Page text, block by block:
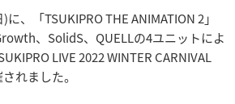
、「TSUKIPRO THE ANIMATION 2」
、SolidS、QUELLの4ユニットによ
LIVE 2022 WINTER CARNIVAL
れました。